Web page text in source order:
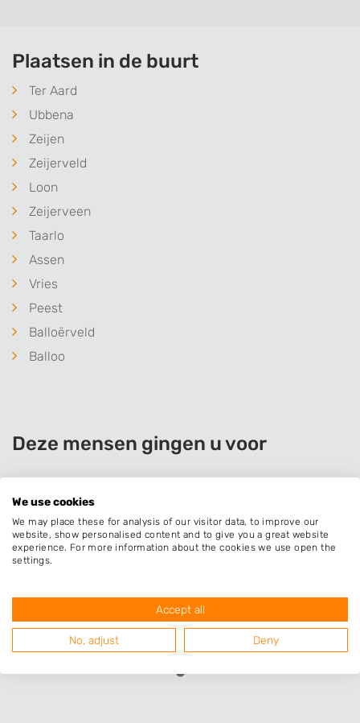
Plaatsen in de buurt
Ter Aard
Ubbena
Zeijen
Zeijerveld
Loon
Zeijerveen
Taarlo
Assen
Vries
Peest
Balloërveld
Balloo
Deze mensen gingen u voor
Charlotte Lagendijk
Bedrijf: Timberman Boom & Landschap
Vriendelijke service!
We use cookies
We may place these for analysis of our visitor data, to improve our
website, show personalised content and to give you a great website
experience. For more information about the cookies we use open the
settings.
Accept all
No, adjust Deny